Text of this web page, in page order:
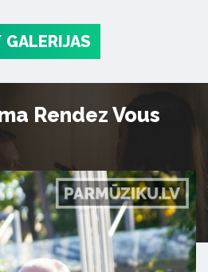
Rendez Vous